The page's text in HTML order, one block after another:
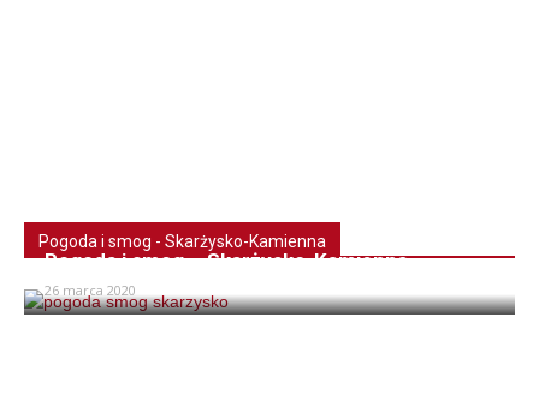
Pogoda i smog - Skarżysko-Kamienna
Pogoda i smog – Skarżysko-Kamienna
26 marca 2020